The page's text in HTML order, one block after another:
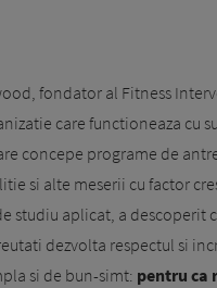
fondator al Fitness
care functioneaza cu
concepe programe de
si alte meserii cu factor
studiu aplicat, a descoperit
dezvolta respectul si
si de bun-simt: pentru ca